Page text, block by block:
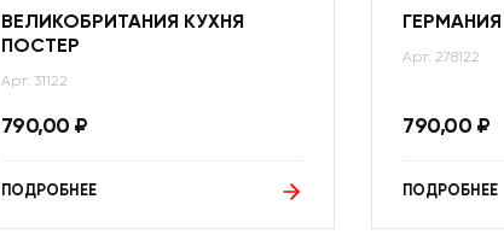
ВЕЛИКОБРИТАНИЯ КУХНЯ
ПОСТЕР
Арт: 31122
790,00 ₽
ПОДРОБНЕЕ
Арт: 278122
790,00 ₽
ПОДРОБНЕЕ